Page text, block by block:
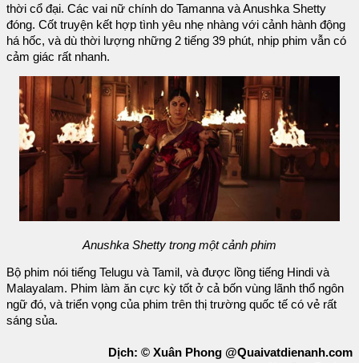
thời cổ đại. Các vai nữ chính do Tamanna và Anushka Shetty
đóng. Cốt truyện kết hợp tình yêu nhẹ nhàng với cảnh hành động
há hốc, và dù thời lượng những 2 tiếng 39 phút, nhịp phim vẫn có
cảm giác rất nhanh.
Anushka Shetty trong một cảnh phim
Bộ phim nói tiếng Telugu và Tamil, và được lồng tiếng Hindi và
Malayalam. Phim làm ăn cực kỳ tốt ở cả bốn vùng lãnh thổ ngôn
ngữ đó, và triển vọng của phim trên thị trường quốc tế có vẻ rất
sáng sủa.
Dịch: © Xuân Phong @Quaivatdienanh.com